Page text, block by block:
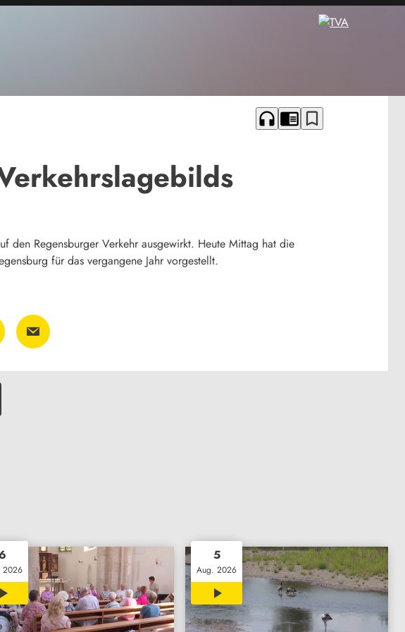
headphones chrome_reader_mode bookmark_border
den Regensburger Verkehr ausgewirkt. Heute Mittag hat die
für das vergangene Jahr vorgestellt.
2026
5
Aug. 2026
02:07